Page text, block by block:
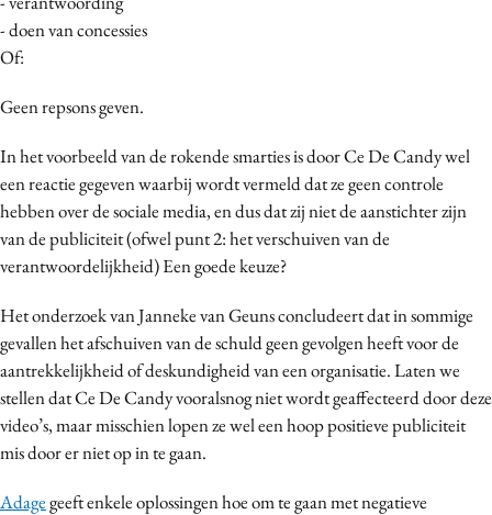
- doen van concessies
Of:
Geen repsons geven.
In het voorbeeld van de rokende smarties is door Ce De Candy wel
een reactie gegeven waarbij wordt vermeld dat ze geen controle
hebben over de sociale media, en dus dat zij niet de aanstichter zijn
van de publiciteit (ofwel punt 2: het verschuiven van de
verantwoordelijkheid) Een goede keuze?
Het onderzoek van Janneke van Geuns concludeert dat in sommige
gevallen het afschuiven van de schuld geen gevolgen heeft voor de
aantrekkelijkheid of deskundigheid van een organisatie. Laten we
stellen dat Ce De Candy vooralsnog niet wordt geaffecteerd door deze
video’s, maar misschien lopen ze wel een hoop positieve publiciteit
mis door er niet op in te gaan.
Adagegeeft enkele oplossingen hoe om te gaan met negatieve